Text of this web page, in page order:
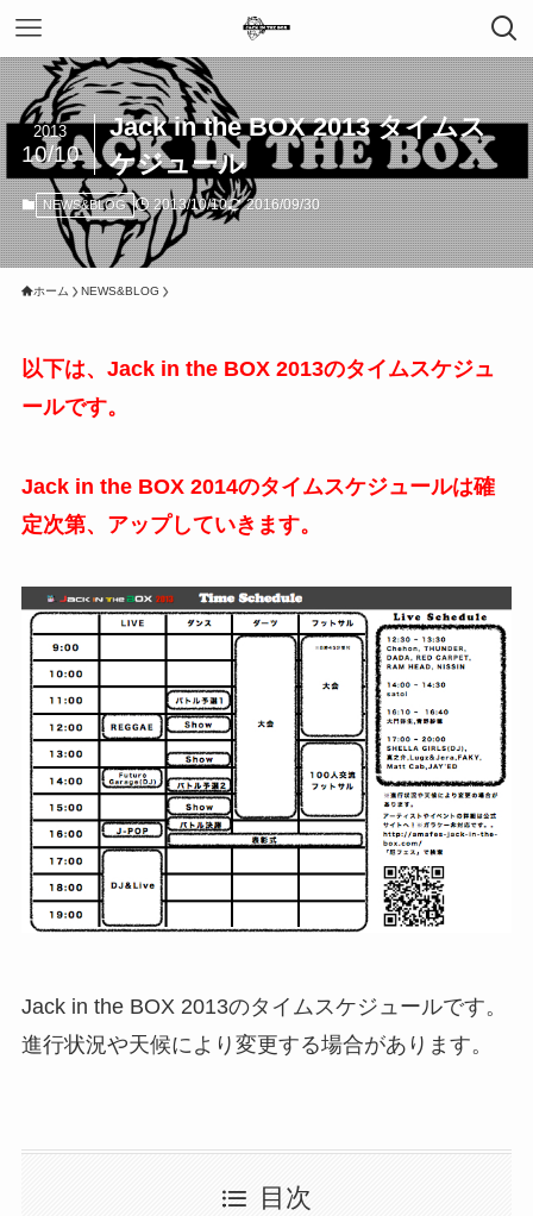
Jack in the BOX 2013 タイムス
ケジュール
2013
10/10
NEWS&BLOG 2013/10/10 2016/09/30
ホーム NEWS&BLOG
以下は、 Jack in the BOX 2013のタイムスケジュ
ールです。
Jack in the BOX 2014のタイムスケジュールは確
定次第、アップしていきます。
Jack in the BOX 2013のタイムスケジュールです。
進行状況や天候により変更する場合があります。
目次